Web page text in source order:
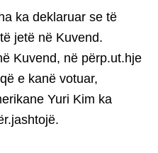
ka deklaruar se të
jetë në Kuvend.
Kuvend, në përp.ut.hje
e kanë votuar,
Yuri Kim ka